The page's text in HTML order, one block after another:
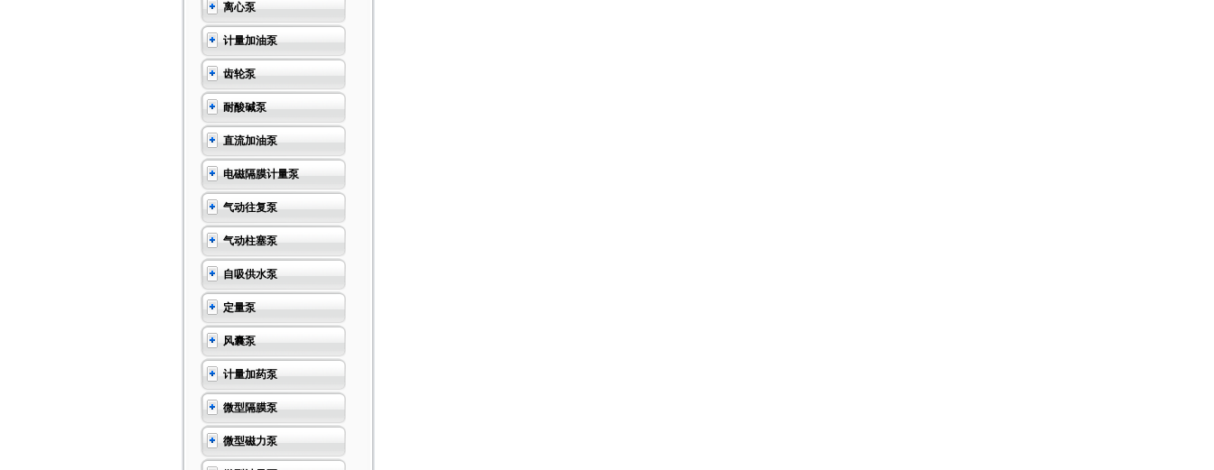
离心泵
计量加油泵
齿轮泵
耐酸碱泵
直流加油泵
电磁隔膜计量泵
气动往复泵
气动柱塞泵
自吸供水泵
定量泵
风囊泵
计量加药泵
微型隔膜泵
微型磁力泵